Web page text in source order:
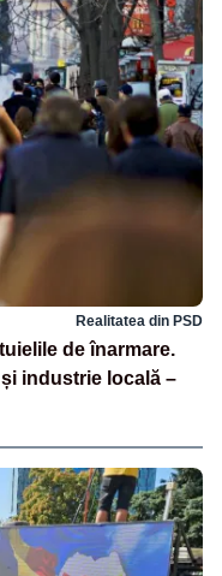
Realitatea din PSD
de înarmare.
industrie locală –